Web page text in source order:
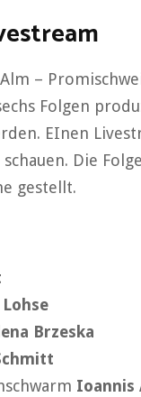
–
Folgen
EInen
Die
gestellt.
Brzeska
Ioannis